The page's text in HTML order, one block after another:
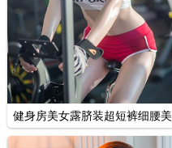
健身房美女露脐装超短裤细腰美
腿套图